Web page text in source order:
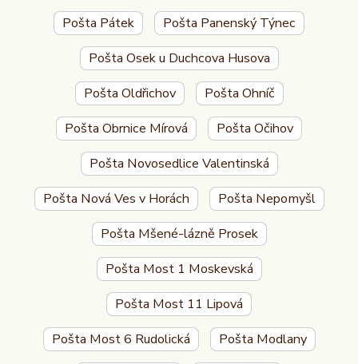
Pošta Pátek
Pošta Panenský Týnec
Pošta Osek u Duchcova Husova
Pošta Oldřichov
Pošta Ohníč
Pošta Obrnice Mírová
Pošta Očihov
Pošta Novosedlice Valentinská
Pošta Nová Ves v Horách
Pošta Nepomyšl
Pošta Mšené-lázně Prosek
Pošta Most 1 Moskevská
Pošta Most 11 Lipová
Pošta Most 6 Rudolická
Pošta Modlany